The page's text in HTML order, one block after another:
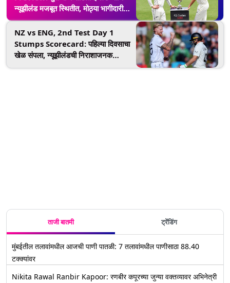
न्यूझीलंड मजबूत स्थितीत, मोठ्या भागीदारीची
गरज आहे, खेळपट्टीचा अहवाल, हवामान
स्थिती, मिनी लढाई, दुस-या दिवसाचा लाईव्ह
स्ट्रिमींग घ्या जाणून
NZ vs ENG, 2nd Test Day 1
Stumps Scorecard: पहिल्या दिवसाचा
खेळ संपला, न्यूझीलंडची निराशाजनक
ताजी बातमी ट्रेंडिंग
मुंबईतील तलावांमधील आजची पाणी पातळी: 7 तलावांमधील पाणीसाठा 88.40
टक्क्यांवर
Nikita Rawal Ranbir Kapoor: रणबीर कपूरच्या जुन्या वक्तव्यावर अभिनेत्री